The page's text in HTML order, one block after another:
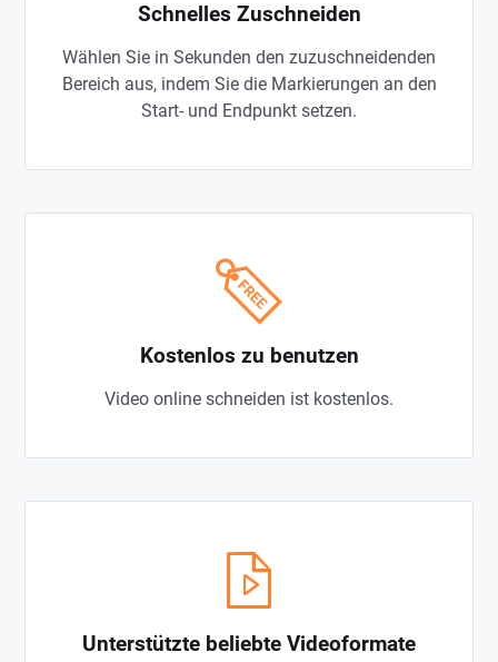
Schnelles Zuschneiden
Wählen Sie in Sekunden den zuzuschneidenden
Bereich aus, indem Sie die Markierungen an den
Start- und Endpunkt setzen.
Kostenlos zu benutzen
Video online schneiden ist kostenlos.
Unterstützte beliebte Videoformate